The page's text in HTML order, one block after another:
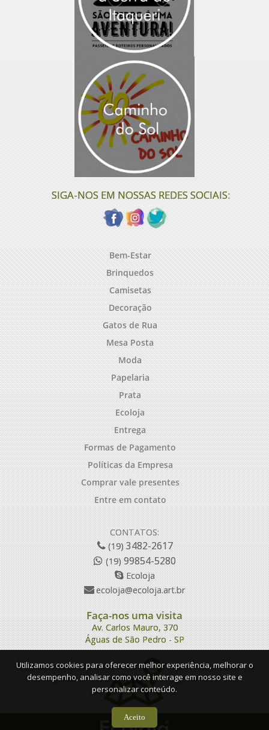
SIGA-NOS EM NOSSAS REDES SOCIAIS:
Bem-Estar
Brinquedos
Camisetas
Decoração
Gatos de Rua
Mesa Posta
Moda
Papelaria
Prata
Ecoloja
Entrega
Formas de Pagamento
Políticas da Empresa
Comprar vale presentes
Entre em contato
CONTATOS:
(19)3482-2617
(19)99854-5280
Ecoloja
ecoloja@ecoloja.art.br
Faça-nos uma visita
Av. Carlos Mauro, 370
Águas de São Pedro - SP
Utilizamos cookies para oferecer melhor experiência, melhorar o
desempenho, analisar como você interage em nosso site e
personalizar conteúdo.
Aceito